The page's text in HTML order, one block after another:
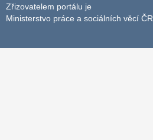
Zřizovatelem portálu je
Ministerstvo práce a sociálních věcí ČR